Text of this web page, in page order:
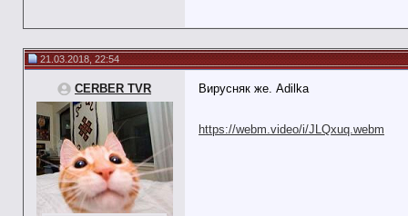
21.03.2018, 22:54
CERBER TVR Вирусняк же. Adilka
https://webm.video/i/JLQxuq.webm